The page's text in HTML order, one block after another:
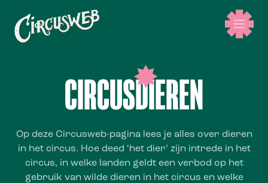
CIRCUSDIEREN
Op deze Circusweb-pagina lees je alles over dieren
in het circus. Hoe deed ‘het dier’ zijn intrede in het
circus, in welke landen geldt een verbod op het
gebruik van wilde dieren in het circus en welke